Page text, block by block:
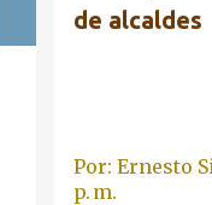
de alcaldes
Por: Ernesto
p. m.